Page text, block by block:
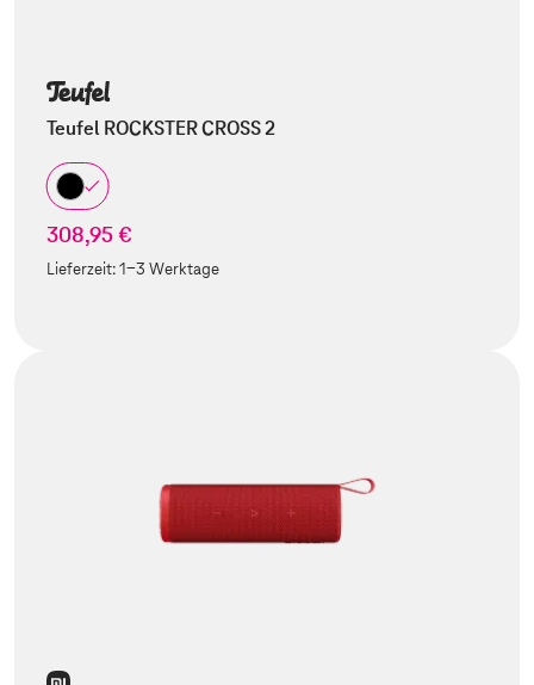
Teufel ROCKSTER CROSS 2
308,95 €
Lieferzeit:1-3 Werktage